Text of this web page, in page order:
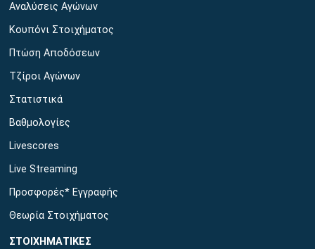
Αναλύσεις Αγώνων
Κουπόνι Στοιχήματος
Πτώση Αποδόσεων
Τζίροι Αγώνων
Στατιστικά
Βαθμολογίες
Livescores
Live Streaming
Προσφορές* Εγγραφής
Θεωρία Στοιχήματος
ΣΤΟΙΧΗΜΑΤΙΚΕΣ